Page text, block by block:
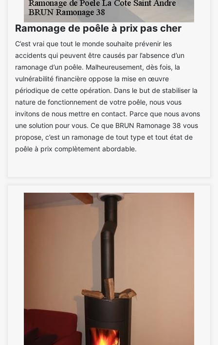
Ramonage de poêle à prix pas cher
C’est vrai que tout le monde souhaite prévenir les
accidents qui peuvent être causés par l’absence d’un
ramonage d’un poêle. Malheureusement, dès fois, la
vulnérabilité financière oppose la mise en œuvre
périodique de cette opération. Dans le but de stabiliser la
nature de fonctionnement de votre poêle, nous vous
invitons de nous mettre en contact. Parce que nous avons
une solution pour vous. Ce que BRUN Ramonage 38 vous
propose, c’est un ramonage de tout type et tout état de
poêle à prix complètement abordable.